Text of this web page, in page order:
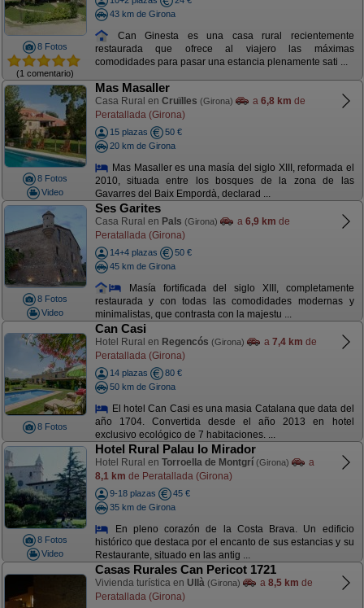
8 Fotos
(1 comentario)
43 km de Girona
Can Ginesta es una casa rural recientemente
restaurada que ofrece al viajero las máximas
comodidades para pasar una estancia plenamente sati ...
8 Fotos
Video
Mas Masaller
Casa Rural en Cruïlles (Girona) a 6,8 km de
Peratallada (Girona)
15 plazas
50 €
20 km de Girona
Mas Masaller es una masía del siglo XIII, reformada el
2010, situada entre los bosques de la zona de las
Gavarres del Baix Empordà, declarad ...
8 Fotos
Video
Ses Garites
Casa Rural en Pals (Girona) a 6,9 km de
Peratallada (Girona)
14+4 plazas
50 €
45 km de Girona
Masía fortificada del siglo XIII, completamente
restaurada y con todas las comodidades modernas y
minimalistas, que contrasta con la majestu ...
8 Fotos
Can Casi
Hotel Rural en Regencós (Girona) a 7,4 km de
Peratallada (Girona)
14 plazas
80 €
50 km de Girona
El hotel Can Casi es una masia Catalana que data del
año 1704. Convertida desde el año 2013 en hotel
exclusivo ecológico de 7 habitaciones. ...
8 Fotos
Video
Hotel Rural Palau lo Mirador
Hotel Rural en Torroella de Montgrí (Girona)
a
8,1 km de Peratallada (Girona)
9-18 plazas
45 €
35 km de Girona
En pleno corazón de la Costa Brava. Un edificio
histórico que destaca por el encanto de sus estancias y su
Restaurante, situado en las antig ...
Casas Rurales Can Pericot 1721
Vivienda turística en Ullà (Girona) a 8,5 km de
Peratallada (Girona)